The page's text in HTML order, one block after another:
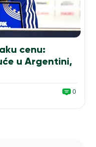
cenu:
u Argentini,
0